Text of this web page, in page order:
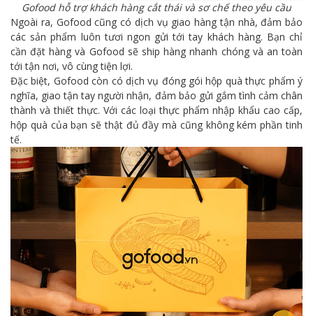
Gofood hỗ trợ khách hàng cắt thái và sơ chế theo yêu cầu
Ngoài ra, Gofood cũng có dịch vụ giao hàng tận nhà, đảm bảo
các sản phẩm luôn tươi ngon gửi tới tay khách hàng. Bạn chỉ
cần đặt hàng và Gofood sẽ ship hàng nhanh chóng và an toàn
tới tận nơi, vô cùng tiện lợi.
Đặc biệt, Gofood còn có dịch vụ đóng gói hộp quà thực phẩm ý
nghĩa, giao tận tay người nhận, đảm bảo gửi gắm tình cảm chân
thành và thiết thực. Với các loại thực phẩm nhập khẩu cao cấp,
hộp quà của bạn sẽ thật đủ đầy mà cũng không kém phần tinh
tế.